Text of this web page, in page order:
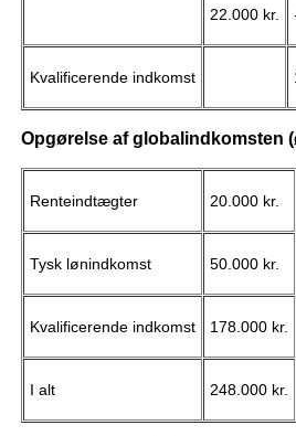
22.000 kr.
Kvalificerende indkomst
Opgørelse af globalindkomsten
Renteindtægter 20.000 kr.
Tysk lønindkomst 50.000 kr.
Kvalificerende indkomst 178.000 kr.
I alt 248.000 kr.